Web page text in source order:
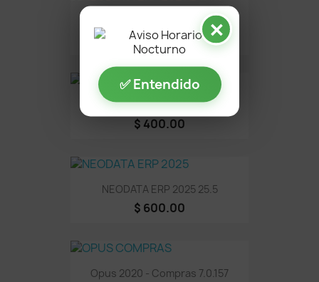
NEODATA ERP 2021 24.4.0
$ 600.00
Opus 2022 - Compras
$ 400.00
NEODATA ERP 2025 25.5
$ 600.00
Opus 2020 - Compras 7.0.157
✕
✅ Entendido